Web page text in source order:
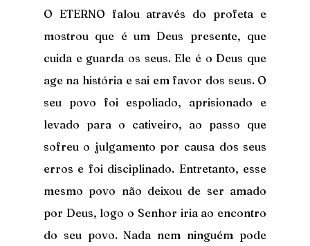
O ETERNO falou através do profeta e
mostrou que é um Deus presente, que
cuida e guarda os seus. Ele é o Deus que
age na história e sai em favor dos seus. O
seu povo foi espoliado, aprisionado e
levado para o cativeiro, ao passo que
sofreu o julgamento por causa dos seus
erros e foi disciplinado. Entretanto, esse
mesmo povo não deixou de ser amado
por Deus, logo o Senhor iria ao encontro
do seu povo. Nada nem ninguém pode